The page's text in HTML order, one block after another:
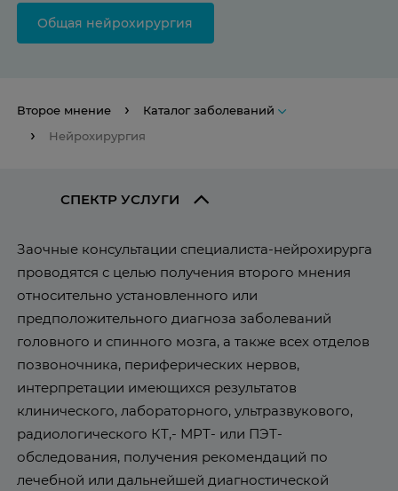
Общая нейрохирургия
Второе мнение
Каталог заболеваний
Нейрохирургия
СПЕКТР УСЛУГИ
Заочные консультации специалиста-нейрохирурга
проводятся с целью получения второго мнения
относительно установленного или
предположительного диагноза заболеваний
головного и спинного мозга, а также всех отделов
позвоночника, периферических нервов,
интерпретации имеющихся результатов
клинического, лабораторного, ультразвукового,
радиологического КТ,- МРТ- или ПЭТ-
обследования, получения рекомендаций по
лечебной или дальнейшей диагностической